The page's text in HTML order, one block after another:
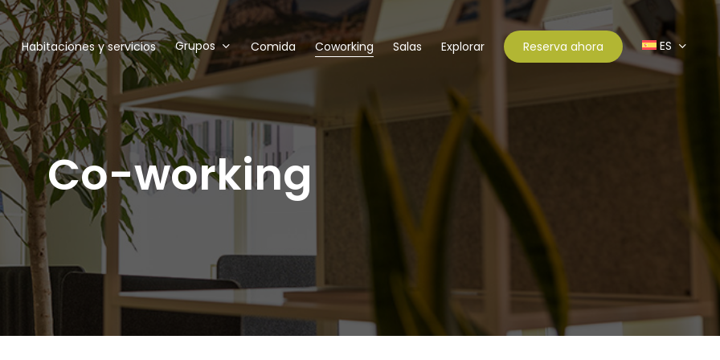
Habitaciones y servicios Grupos Comida Coworking Salas Explorar Reserva ahora ES
Co-working